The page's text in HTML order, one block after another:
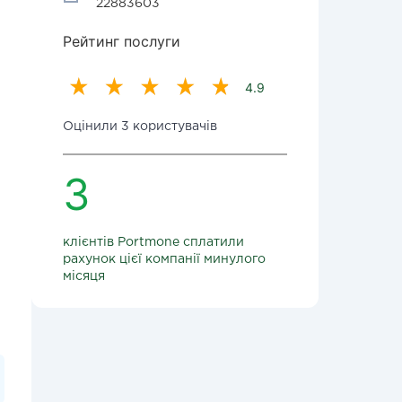
22883603
Рейтинг послуги
4.9
Оцінили 3 користувачів
3
клієнтів Portmone сплатили
рахунок цієї компанії минулого
місяця